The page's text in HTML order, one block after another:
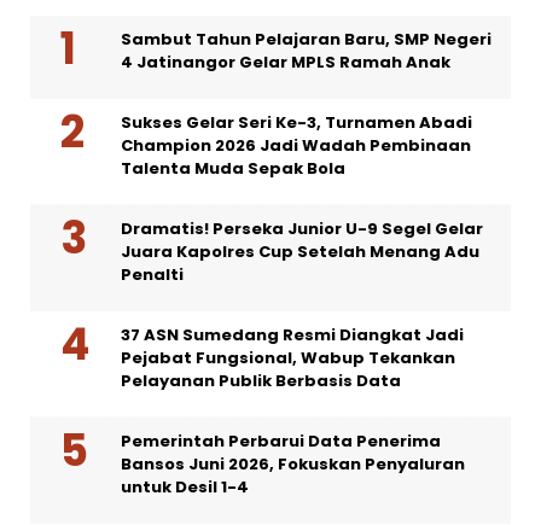
Sambut Tahun Pelajaran Baru, SMP Negeri
4 Jatinangor Gelar MPLS Ramah Anak
Sukses Gelar Seri Ke-3, Turnamen Abadi
Champion 2026 Jadi Wadah Pembinaan
Talenta Muda Sepak Bola
Dramatis! Perseka Junior U-9 Segel Gelar
Juara Kapolres Cup Setelah Menang Adu
Penalti
37 ASN Sumedang Resmi Diangkat Jadi
Pejabat Fungsional, Wabup Tekankan
Pelayanan Publik Berbasis Data
Pemerintah Perbarui Data Penerima
Bansos Juni 2026, Fokuskan Penyaluran
untuk Desil 1-4